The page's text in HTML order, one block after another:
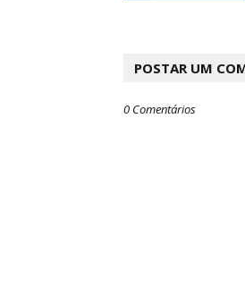
POSTAR UM
0 Comentários